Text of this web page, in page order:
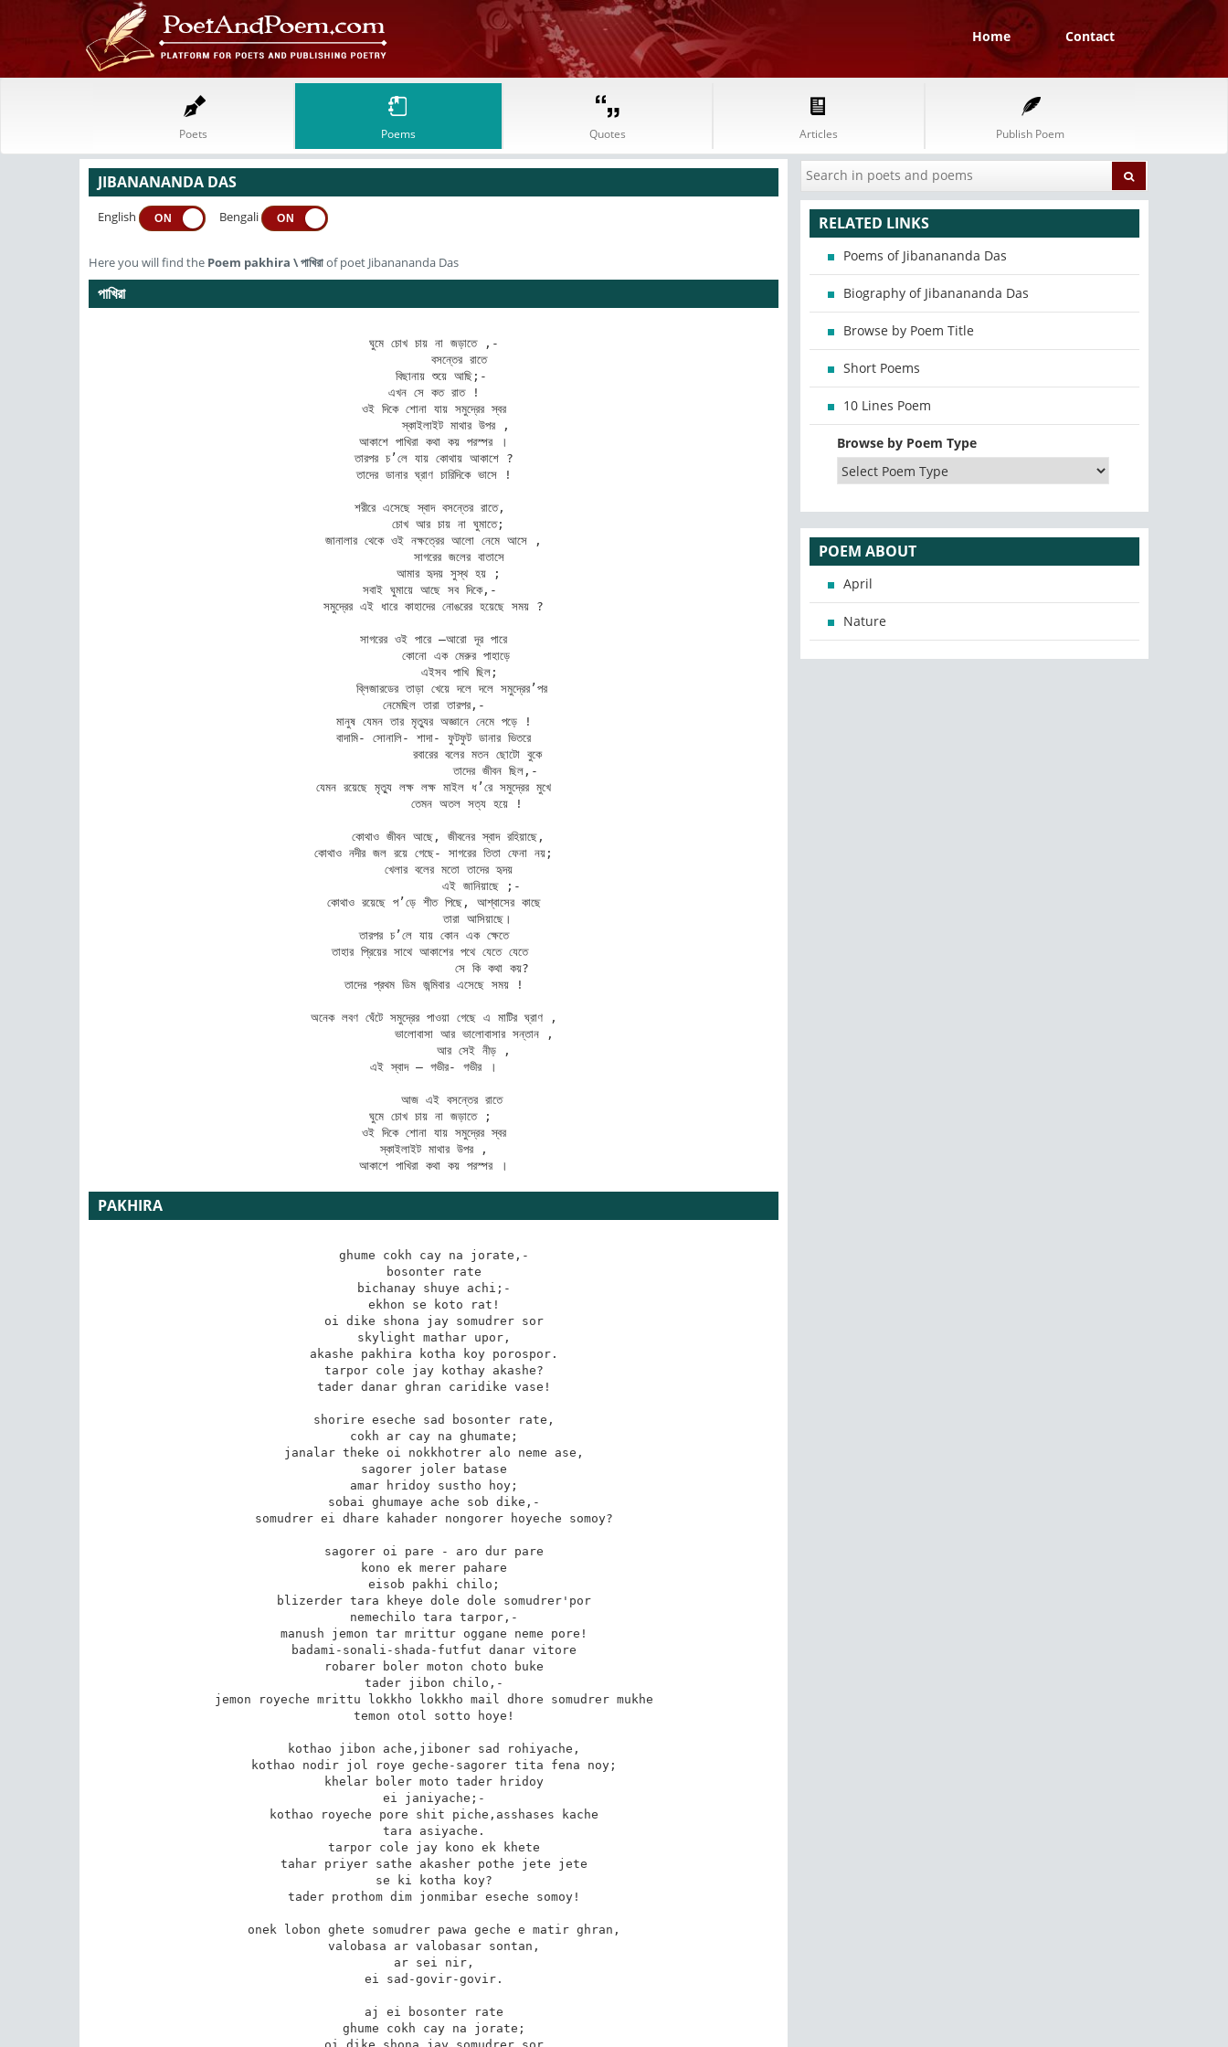
Home Contact
Poets Poems Quotes Articles Publish Poem
JIBANANANDA DAS
English ON Bengali ON
Here you will find the Poem pakhira \পাখিরাof poet Jibanananda Das
পাখিরা
ঘুমে চোখ চায় না জড়াতে ,-
বসন্তের রাতে
বিছানায় শুয়ে আছি;-
এখন সে কত রাত !
ওই দিকে শোনা যায় সমুদ্রের স্বর
স্কাইলাইট মাথার উপর ,
আকাশে পাখিরা কথা কয় পরস্পর ।
তারপর চ’লে যায় কোথায় আকাশে ?
তাদের ডানার ঘ্রাণ চারিদিকে ভাসে !
শরীরে এসেছে স্বাদ বসন্তের রাতে,
চোখ আর চায় না ঘুমাতে;
জানালার থেকে ওই নক্ষত্রের আলো নেমে আসে ,
সাগরের জলের বাতাসে
আমার হৃদয় সুস্থ হয় ;
সবাই ঘুমায়ে আছে সব দিকে,-
সমুদ্রের এই ধারে কাহাদের নোঙরের হয়েছে সময় ?
সাগরের ওই পারে –আরো দূর পারে
কোনো এক মেরুর পাহাড়ে
এইসব পাখি ছিল;
ব্লিজারডের তাড়া খেয়ে দলে দলে সমুদ্রের’পর
নেমেছিল তারা তারপর,-
মানুষ যেমন তার মৃত্যুর অজ্ঞানে নেমে পড়ে !
বাদামি- সোনালি- শাদা- ফুটফুট ডানার ভিতরে
রবারের বলের মতন ছোটো বুকে
তাদের জীবন ছিল,-
যেমন রয়েছে মৃত্যু লক্ষ লক্ষ মাইল ধ’রে সমুদ্রের মুখে
তেমন অতল সত্য হয়ে !
কোথাও জীবন আছে, জীবনের স্বাদ রহিয়াছে,
কোথাও নদীর জল রয়ে গেছে- সাগরের তিতা ফেনা নয়;
খেলার বলের মতো তাদের হৃদয়
এই জানিয়াছে ;-
কোথাও রয়েছে প’ড়ে শীত পিছে, আশ্বাসের কাছে
তারা আসিয়াছে।
তারপর চ’লে যায় কোন এক ক্ষেতে
তাহার প্রিয়ের সাথে আকাশের পথে যেতে যেতে
সে কি কথা কয়?
তাদের প্রথম ডিম জন্মিবার এসেছে সময় !
অনেক লবণ ঘেঁটে সমুদ্রের পাওয়া গেছে এ মাটির ঘ্রাণ ,
ভালোবাসা আর ভালোবাসার সন্তান ,
আর সেই নীড় ,
এই স্বাদ – গভীর- গভীর ।
আজ এই বসন্তের রাতে
ঘুমে চোখ চায় না জড়াতে ;
ওই দিকে শোনা যায় সমুদ্রের স্বর
স্কাইলাইট মাথার উপর ,
আকাশে পাখিরা কথা কয় পরস্পর ।
PAKHIRA
ghume cokh cay na jorate,-
bosonter rate
bichanay shuye achi;-
ekhon se koto rat!
oi dike shona jay somudrer sor
skylight mathar upor,
akashe pakhira kotha koy porospor.
tarpor cole jay kothay akashe?
tader danar ghran caridike vase!
shorire eseche sad bosonter rate,
cokh ar cay na ghumate;
janalar theke oi nokkhotrer alo neme ase,
sagorer joler batase
amar hridoy sustho hoy;
sobai ghumaye ache sob dike,-
somudrer ei dhare kahader nongorer hoyeche somoy?
sagorer oi pare - aro dur pare
kono ek merer pahare
eisob pakhi chilo;
blizerder tara kheye dole dole somudrer'por
nemechilo tara tarpor,-
manush jemon tar mrittur oggane neme pore!
badami-sonali-shada-futfut danar vitore
robarer boler moton choto buke
tader jibon chilo,-
jemon royeche mrittu lokkho lokkho mail dhore somudrer mukhe
temon otol sotto hoye!
kothao jibon ache,jiboner sad rohiyache,
kothao nodir jol roye geche-sagorer tita fena noy;
khelar boler moto tader hridoy
ei janiyache;-
kothao royeche pore shit piche,asshases kache
tara asiyache.
tarpor cole jay kono ek khete
tahar priyer sathe akasher pothe jete jete
se ki kotha koy?
tader prothom dim jonmibar eseche somoy!
onek lobon ghete somudrer pawa geche e matir ghran,
valobasa ar valobasar sontan,
ar sei nir,
ei sad-govir-govir.
aj ei bosonter rate
ghume cokh cay na jorate;
oi dike shona jay somudrer sor
RELATED LINKS
Poems of Jibanananda Das
Biography of Jibanananda Das
Browse by Poem Title
Short Poems
10 Lines Poem
Browse by Poem Type
POEM ABOUT
April
Nature